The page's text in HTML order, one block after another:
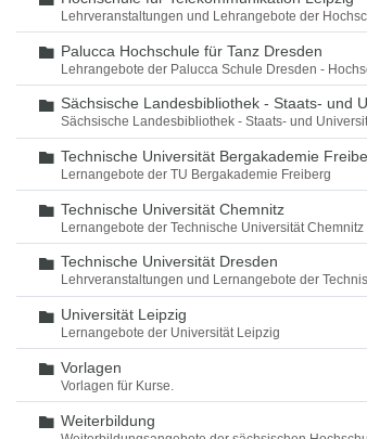
Lehrveranstaltungen und Lehrangebote der
Ordner
Palucca Hochschule für Tanz Dresden
Lehrangebote der Palucca Schule Dresden -
Ordner
Sächsische Landesbibliothek - Staats- und
Sächsische Landesbibliothek - Staats- und
Ordner
Technische Universität Bergakademie
Lernangebote der TU Bergakademie Freiberg
Ordner
Technische Universität Chemnitz
Lernangebote der Technische Universität Chemnitz
Ordner
Technische Universität Dresden
Lehrveranstaltungen und Lernangebote der
Ordner
Universität Leipzig
Lernangebote der Universität Leipzig
Ordner
Vorlagen
Vorlagen für Kurse.
Ordner
Weiterbildung